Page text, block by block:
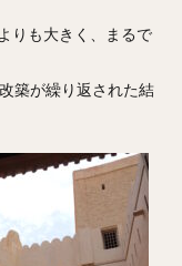
りも大きく、まるで
築が繰り返された結